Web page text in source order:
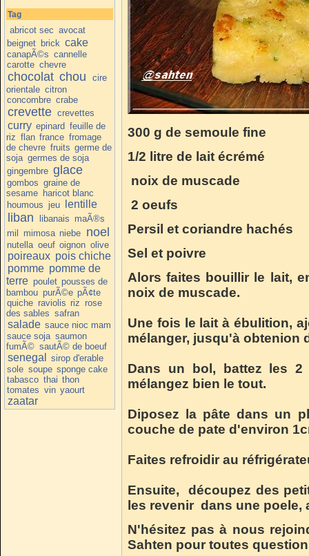
Tag
abricot sec avocat
beignet brick cake
canapÃ©s cannelle
carotte chevre
chocolat chou
cire
orientale citron
concombre crabe
crevette crevettes
curry epinard feuille de
riz flan france fromage
de chevre fruits germe de
soja germes de soja
gingembre glace
gombos graine de
sesame haricot blanc
houmous jeu lentille
liban libanais maÃ®s
mil mimosa niebe noel
nutella oeuf oignon olive
poireaux pois chiche
pomme pomme de
terre poulet pousses de
bambou purÃ©e pÃ¢te
quiche raviolis riz rose
des sables safran
salade sauce nioc mam
sauce soja saumon
fumÃ© sautÃ© de boeuf
senegal
sirop d'erable
sole soupe sponge cake
tabasco thai thon
tomates vin yaourt
zaatar
300 g de semoule fine
1/2 litre de lait écrémé
noix de muscade
2 oeufs
Persil et coriandre hachés
Sel et poivre
Alors faites bouillir le lait,
noix de muscade.
Une fois le lait à ébulition,
mélanger, jusqu'à obtenion
Dans un bol, battez les
mélangez bien le tout.
Diposez la pâte dans un
couche de pate d'environ
Faites refroidir au
Ensuite, découpez des
les revenir dans une
N'hésitez pas à nous
Sahten pour toutes